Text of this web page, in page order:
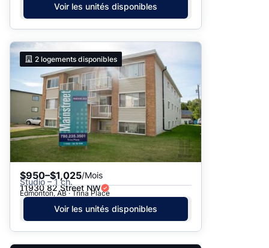
Voir les unités disponibles
2 logements disponibles
$950–$1,025/Mois
Studio – 1 ch.
11930 82 Street NW
Edmonton, AB · Trina Place
Voir les unités disponibles